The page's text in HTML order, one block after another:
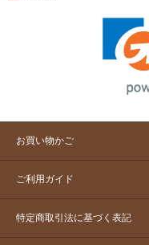
お買い物かご
ご利用ガイド
特定商取引法に基づく表記